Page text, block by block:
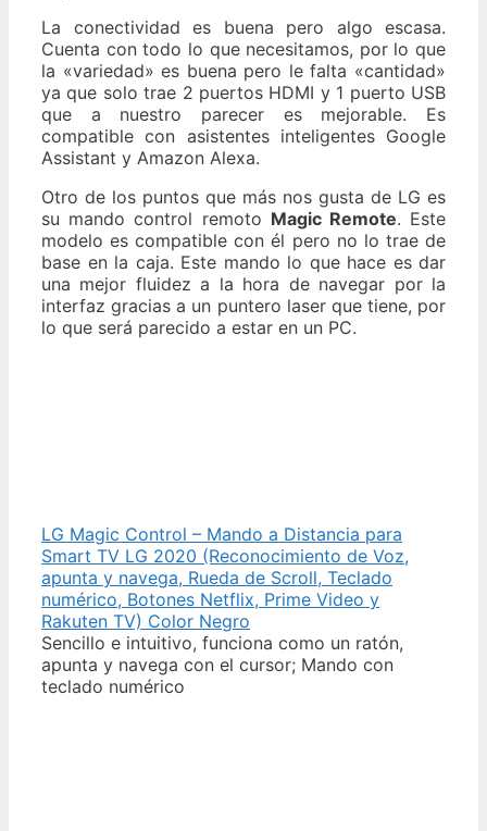
La conectividad es buena pero algo escasa.
Cuenta con todo lo que necesitamos, por lo que
la «variedad» es buena pero le falta «cantidad»
ya que solo trae 2 puertos HDMI y 1 puerto USB
que a nuestro parecer es mejorable. Es
compatible con asistentes inteligentes Google
Assistant y Amazon Alexa.
Otro de los puntos que más nos gusta de LG es
su mando control remoto Magic Remote. Este
modelo es compatible con él pero no lo trae de
base en la caja. Este mando lo que hace es dar
una mejor fluidez a la hora de navegar por la
interfaz gracias a un puntero laser que tiene, por
lo que será parecido a estar en un PC.
LG Magic Control – Mando a Distancia para
Smart TV LG 2020 (Reconocimiento de Voz,
apunta y navega, Rueda de Scroll, Teclado
numérico, Botones Netflix, Prime Video y
Rakuten TV) Color Negro
Sencillo e intuitivo, funciona como un ratón,
apunta y navega con el cursor; Mando con
teclado numérico